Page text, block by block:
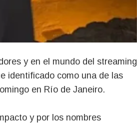
y en el mundo del streaming
identificado como una de las
en Río de Janeiro.
y por los nombres